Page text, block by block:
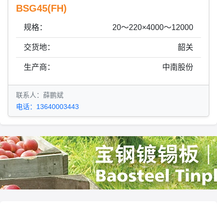
BSG45(FH)
规格： 20～220×4000～12000
交货地： 韶关
生产商： 中南股份
联系人：薛鹏斌
电话：13640003443